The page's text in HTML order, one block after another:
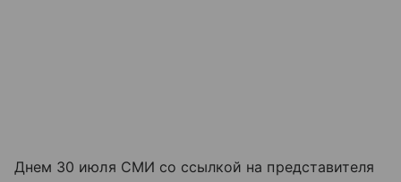
Днем 30 июля СМИ со ссылкой на представителя